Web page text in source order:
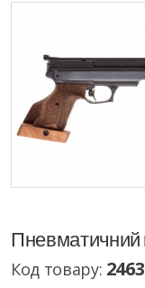
Пневматичний
Код товару: 2463